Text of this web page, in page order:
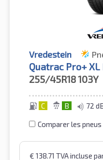
Vredestein
Quatrac Pro+ XL
255/45R18103Y
C B 72
Comparer les pneus
€ 138.71 TVA incluse